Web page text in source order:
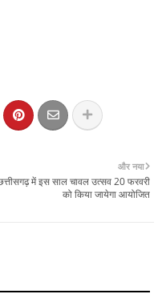
और नया
में इस साल चावल उत्सव 20 फरवरी
को किया जायेगा आयोजित